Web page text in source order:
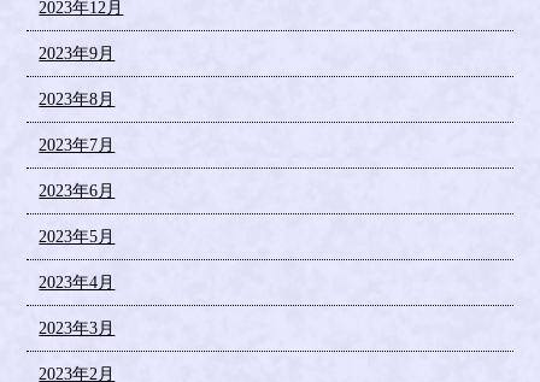
2023年12月
2023年9月
2023年8月
2023年7月
2023年6月
2023年5月
2023年4月
2023年3月
2023年2月